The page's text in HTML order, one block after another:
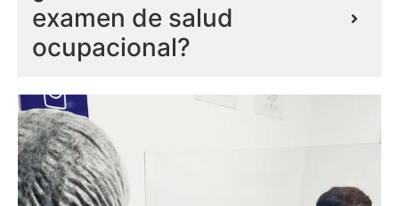
examen de salud
ocupacional?